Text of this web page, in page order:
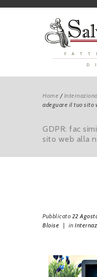
Home /
adeguare il tuo sito
GDPR: fac
sito web alla
Pubblicato 22
Bloise | in